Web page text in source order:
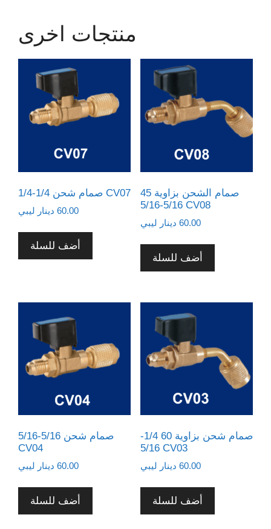
منتجات اخرى
صمام شحن 1/4-1/4 CV07
60.00 دينار ليبي
أضف للسلة
صمام الشحن بزاوية 45
5/16-5/16 CV08
60.00 دينار ليبي
أضف للسلة
صمام شحن 5/16-5/16
CV04
60.00 دينار ليبي
أضف للسلة
صمام شحن بزاوية 60 1/4-
5/16 CV03
60.00 دينار ليبي
أضف للسلة